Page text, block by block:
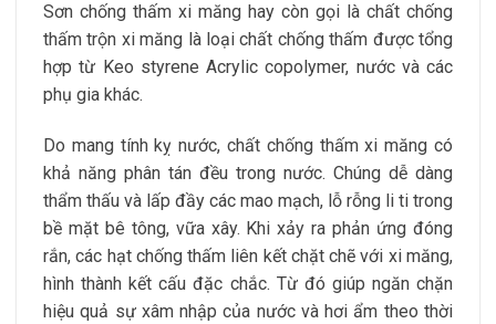
Sơn chống thấm xi măng hay còn gọi là chất chống
thấm trộn xi măng là loại chất chống thấm được tổng
hợp từ Keo styrene Acrylic copolymer, nước và các
phụ gia khác.
Do mang tính kỵ nước, chất chống thấm xi măng có
khả năng phân tán đều trong nước. Chúng dễ dàng
thẩm thấu và lấp đầy các mao mạch, lỗ rỗng li ti trong
bề mặt bê tông, vữa xây. Khi xảy ra phản ứng đóng
rắn, các hạt chống thấm liên kết chặt chẽ với xi măng,
hình thành kết cấu đặc chắc. Từ đó giúp ngăn chặn
hiệu quả sự xâm nhập của nước và hơi ẩm theo thời